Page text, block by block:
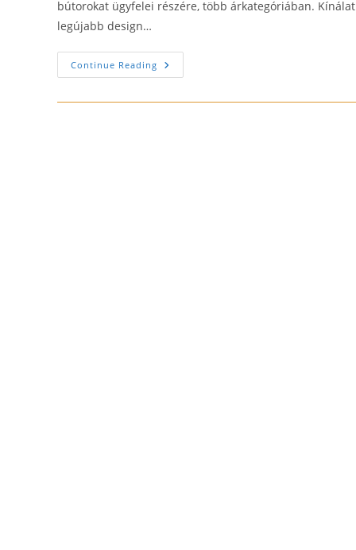
bútorokat ügyfelei részére, több árkategóriában.
legújabb design…
Continue Reading Konyhabútor
Készítés